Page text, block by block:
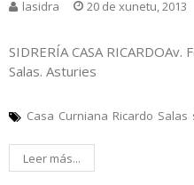
lasidra 20 de xunetu, 2013
SIDRERÍA CASA
Salas. Asturies
Casa Curniana Ricardo Salas
Leer más...